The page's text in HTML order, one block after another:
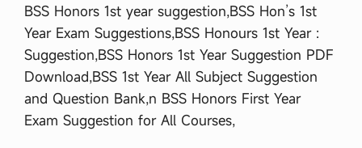
BSS Honors 1st year suggestion,BSS Hon’s 1st
Year Exam Suggestions,BSS Honours 1st Year :
Suggestion,BSS Honors 1st Year Suggestion PDF
Download,BSS 1st Year All Subject Suggestion
and Question Bank,n BSS Honors First Year
Exam Suggestion for All Courses,